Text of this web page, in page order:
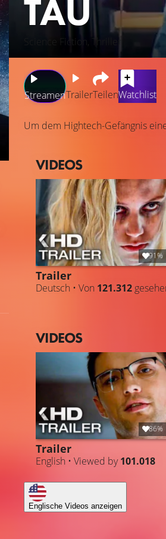
TAU
Science Fiction, Thriller
StreamenTrailerTeilenWatchlist
Um dem Hightech-Gefängnis
VIDEOS
91%
Trailer
Deutsch • Von 121.312
VIDEOS
86%
Trailer
English • Viewed by101.018
Englische Videos anzeigen